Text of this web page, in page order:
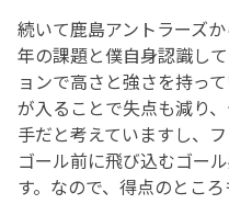
続いて鹿島アントラーズ
年の課題と僕自身認識し
ョンで高さと強さを持っ
が入ることで失点も減り
手だと考えていますし、
ゴール前に飛び込むゴー
す。なので、得点のところ